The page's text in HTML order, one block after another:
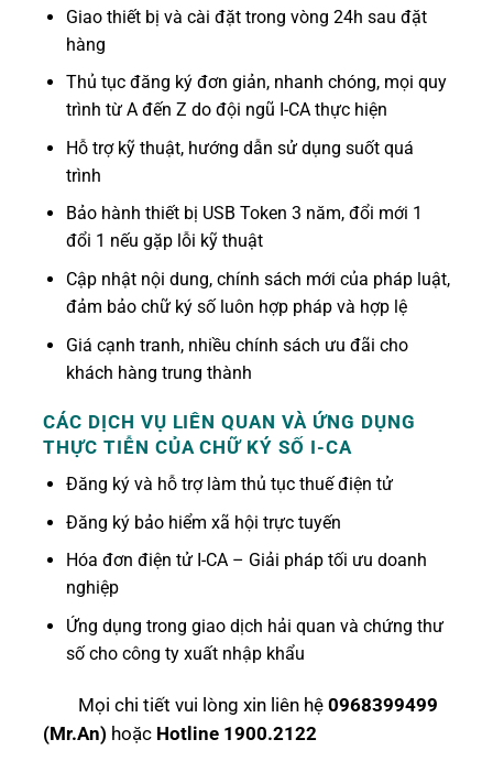
Giao thiết bị và cài đặt trong vòng 24h sau đặt
hàng
Thủ tục đăng ký đơn giản, nhanh chóng, mọi quy
trình từ A đến Z do đội ngũ I-CA thực hiện
Hỗ trợ kỹ thuật, hướng dẫn sử dụng suốt quá
trình
Bảo hành thiết bị USB Token 3 năm, đổi mới 1
đổi 1 nếu gặp lỗi kỹ thuật
Cập nhật nội dung, chính sách mới của pháp luật,
đảm bảo chữ ký số luôn hợp pháp và hợp lệ
Giá cạnh tranh, nhiều chính sách ưu đãi cho
khách hàng trung thành
CÁC DỊCH VỤ LIÊN QUAN VÀ ỨNG DỤNG
THỰC TIỄN CỦA CHỮ KÝ SỐ I-CA
Đăng ký và hỗ trợ làm thủ tục thuế điện tử
Đăng ký bảo hiểm xã hội trực tuyến
Hóa đơn điện tử I-CA – Giải pháp tối ưu doanh
nghiệp
Ứng dụng trong giao dịch hải quan và chứng thư
số cho công ty xuất nhập khẩu
Mọi chi tiết vui lòng xin liên hệ 0968399499
(Mr.An) hoặc Hotline 1900.2122